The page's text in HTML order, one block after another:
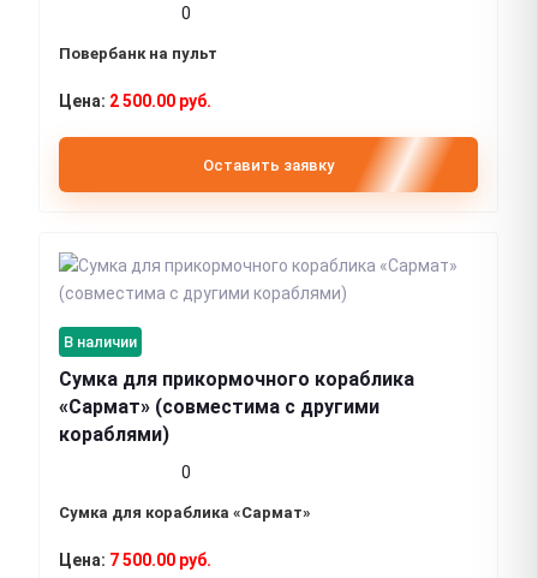
0
Повербанк на пульт
2 500.00 руб.
Оставить заявку
В наличии
Сумка для прикормочного кораблика
«Сармат» (совместима с другими
кораблями)
0
Сумка для кораблика «Сармат»
7 500.00 руб.